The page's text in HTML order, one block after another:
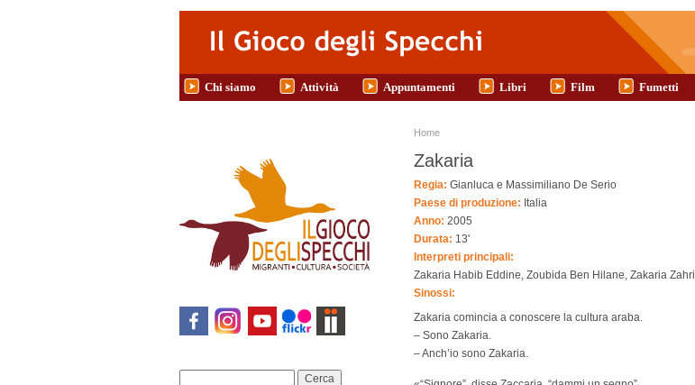
Chi siamo Attività Appuntamenti Libri Film Fumetti
Tu sei qui
Home
Zakaria
Regia: Gianluca e Massimiliano De Serio
Paese di produzione: Italia
Anno: 2005
Durata: 13'
Interpreti principali:
Zakaria Habib Eddine, Zoubida Ben Hilane, Zakaria Zahri
Sinossi:
Zakaria comincia a conoscere la cultura araba.
– Sono Zakaria.
– Anch’io sono Zakaria.